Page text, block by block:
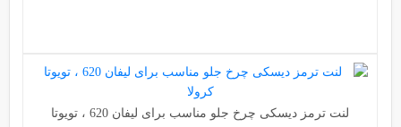
لنت ترمز دیسکی چرخ جلو مناسب برای لیفان 620 ، تویوتا